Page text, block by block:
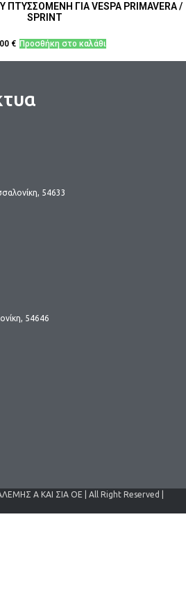
ΓΙΑ VESPA PRIMAVERA /
SPRINT
€ Προσθήκη στο καλάθι
54633
54646
Α ΚΑΙ ΣΙΑ ΟΕ | All Right Reserved |